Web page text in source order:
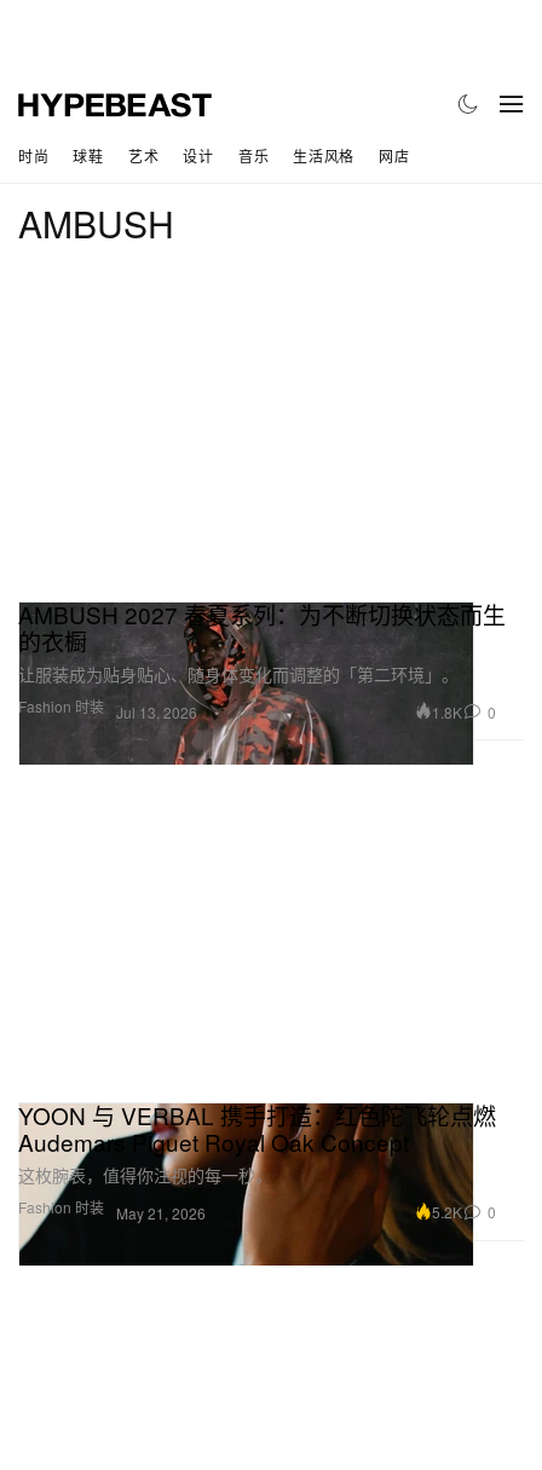
时尚 球鞋 艺术 设计 音乐 生活风格 网店
AMBUSH
Fashion 时装
AMBUSH 2027 春夏系列：为不断切换状态而生
的衣橱
让服装成为贴身贴心、随身体变化而调整的「第二环境」。
Jul 13, 2026 1.8K 0
Fashion 时装
YOON 与 VERBAL 携手打造：红色陀飞轮点燃
Audemars Piguet Royal Oak Concept
这枚腕表，值得你注视的每一秒。
May 21, 2026 5.2K 0